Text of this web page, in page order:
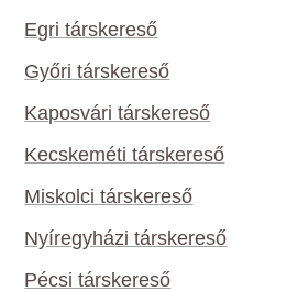
Egri társkereső
Győri társkereső
Kaposvári társkereső
Kecskeméti társkereső
Miskolci társkereső
Nyíregyházi társkereső
Pécsi társkereső